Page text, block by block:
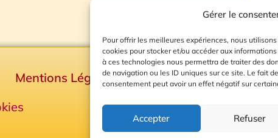
Gérer le
Pour offrir les meilleures expériences, nous
cookies pour stocker et/ou accéder aux
à ces technologies nous permettra de traiter des
de navigation ou les ID uniques sur ce site. Le fait
consentement peut avoir un effet négatif sur
Accepter Refuser
Mentions Légales
Plan du site